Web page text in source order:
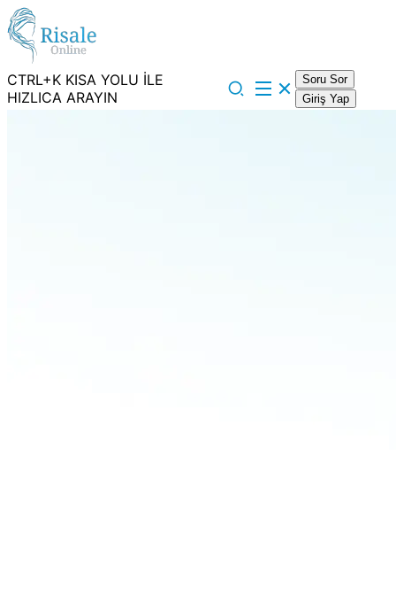
CTRL+K KISA YOLU İLE
HIZLICA ARAYIN
Soru Sor
Giriş Yap